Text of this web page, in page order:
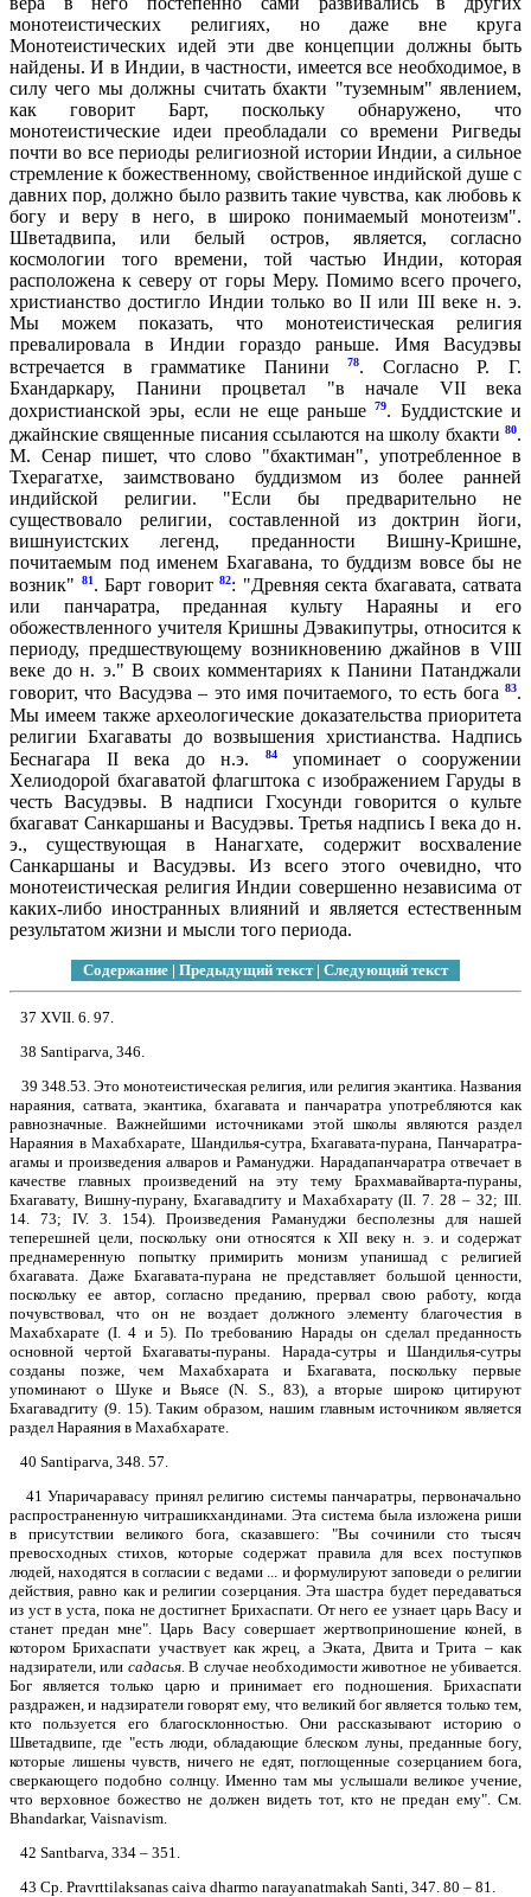
монотеистических религиях, но даже вне круга
Монотеистических идей эти две концепции должны быть
найдены. И в Индии, в частности, имеется все необходимое, в
силу чего мы должны считать бхакти "туземным" явлением,
как говорит Барт, поскольку обнаружено, что
монотеистические идеи преобладали со времени Ригведы
почти во все периоды религиозной истории Индии, а сильное
стремление к божественному, свойственное индийской душе с
давних пор, должно было развить такие чувства, как любовь к
богу и веру в него, в широко понимаемый монотеизм".
Шветадвипа, или белый остров, является, согласно
космологии того времени, той частью Индии, которая
расположена к северу от горы Меру. Помимо всего прочего,
христианство достигло Индии только во II или III веке н. э.
Мы можем показать, что монотеистическая религия
превалировала в Индии гораздо раньше. Имя Васудэвы
встречается в грамматике Панини78. Согласно Р. Г.
Бхандаркару, Панини процветал "в начале VII века
дохристианской эры, если не еще раньше
79. Буддистские и
джайнские священные писания ссылаются на школу бхакти 80.
М. Сенар пишет, что слово "бхактиман", употребленное в
Тхерагатхе, заимствовано буддизмом из более ранней
индийской религии. "Если бы предварительно не
существовало религии, составленной из доктрин йоги,
вишнуистских легенд, преданности Вишну-Кришне,
почитаемым под именем Бхагавана, то буддизм вовсе бы не
возник"
81. Барт говорит 82: "Древняя секта бхагавата, сатвата
или панчаратра, преданная культу Нараяны и его
обожествленного учителя Кришны Дэвакипутры, относится к
периоду, предшествующему возникновению джайнов в VIII
веке до н. э." В своих комментариях к Панини Патанджали
говорит, что Васудэва – это имя почитаемого, то есть бога 83.
Мы имеем также археологические доказательства приоритета
религии Бхагаваты до возвышения христианства. Надпись
Беснагара II века до н.э.
84упоминает о сооружении
Хелиодорой бхагаватой флагштока с изображением Гаруды в
честь Васудэвы. В надписи Гхосунди говорится о культе
бхагават Санкаршаны и Васудэвы. Третья надпись I века до н.
э., существующая в Нанагхате, содержит восхваление
Санкаршаны и Васудэвы. Из всего этого очевидно, что
монотеистическая религия Индии совершенно независима от
каких-либо иностранных влияний и является естественным
результатом жизни и мысли того периода.
Содержание | Предыдущий текст| Следующий текст
37 XVII. 6. 97.
38 Santiparva, 346.
39 348.53. Это монотеистическая религия, или религия экантика. Названия
нараяния, сатвата, экантика, бхагавата и панчаратра употребляются как
равнозначные. Важнейшими источниками этой школы являются раздел
Нараяния в Махабхарате, Шандилья-сутра, Бхагавата-пурана, Панчаратра-
агамы и произведения алваров и Рамануджи. Нарадапанчаратра отвечает в
качестве главных произведений на эту тему Брахмавайварта-пураны,
Бхагавату, Вишну-пурану, Бхагавадгиту и Махабхарату (II. 7. 28 – 32; III.
14. 73; IV. 3. 154). Произведения Рамануджи бесполезны для нашей
теперешней цели, поскольку они относятся к XII веку н. э. и содержат
преднамеренную попытку примирить монизм упанишад с религией
бхагавата. Даже Бхагавата-пурана не представляет большой ценности,
поскольку ее автор, согласно преданию, прервал свою работу, когда
почувствовал, что он не воздает должного элементу благочестия в
Махабхарате (I. 4 и 5). По требованию Нарады он сделал преданность
основной чертой Бхагаваты-пураны. Нарада-сутры и Шандилья-сутры
созданы позже, чем Махабхарата и Бхагавата, поскольку первые
упоминают о Шуке и Вьясе (N. S., 83), а вторые широко цитируют
Бхагавадгиту (9. 15). Таким образом, нашим главным источником является
раздел Нараяния в Махабхарате.
40 Santiparva, 348. 57.
41 Упаричаравасу принял религию системы панчаратры, первоначально
распространенную читрашикхандинами. Эта система была изложена риши
в присутствии великого бога, сказавшего: "Вы сочинили сто тысяч
превосходных стихов, которые содержат правила для всех поступков
людей, находятся в согласии с ведами ... и формулируют заповеди о религии
действия, равно как и религии созерцания. Эта шастра будет передаваться
из уст в уста, пока не достигнет Брихаспати. От него ее узнает царь Васу и
станет предан мне". Царь Васу совершает жертвоприношение коней, в
котором Брихаспати участвует как жрец, а Эката, Двита и Трита – как
надзиратели, или садасья. В случае необходимости животное не убивается.
Бог является только царю и принимает его подношения. Брихаспати
раздражен, и надзиратели говорят ему, что великий бог является только тем,
кто пользуется его благосклонностью. Они рассказывают историю о
Шветадвипе, где "есть люди, обладающие блеском луны, преданные богу,
которые лишены чувств, ничего не едят, поглощенные созерцанием бога,
сверкающего подобно солнцу. Именно там мы услышали великое учение,
что верховное божество не должен видеть тот, кто не предан ему". См.
Bhandarkar, Vaisnavism.
42 Santbarva, 334 – 351.
43 Ср. Pravrttilaksanas caiva dharmo narayanatmakah Santi, 347. 80 – 81.